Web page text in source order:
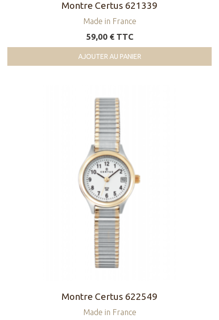
Montre Certus 621339
Made in France
59,00 € TTC
AJOUTER AU PANIER
Montre Certus 622549
Made in France